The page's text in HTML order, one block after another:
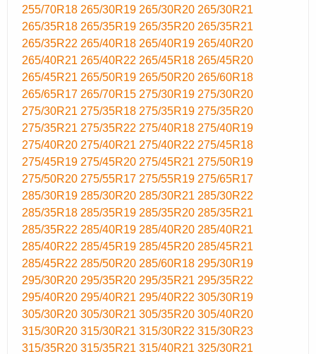
255/70R18 265/30R19 265/30R20 265/30R21
265/35R18 265/35R19 265/35R20 265/35R21
265/35R22 265/40R18 265/40R19 265/40R20
265/40R21 265/40R22 265/45R18 265/45R20
265/45R21 265/50R19 265/50R20 265/60R18
265/65R17 265/70R15 275/30R19 275/30R20
275/30R21 275/35R18 275/35R19 275/35R20
275/35R21 275/35R22 275/40R18 275/40R19
275/40R20 275/40R21 275/40R22 275/45R18
275/45R19 275/45R20 275/45R21 275/50R19
275/50R20 275/55R17 275/55R19 275/65R17
285/30R19 285/30R20 285/30R21 285/30R22
285/35R18 285/35R19 285/35R20 285/35R21
285/35R22 285/40R19 285/40R20 285/40R21
285/40R22 285/45R19 285/45R20 285/45R21
285/45R22 285/50R20 285/60R18 295/30R19
295/30R20 295/35R20 295/35R21 295/35R22
295/40R20 295/40R21 295/40R22 305/30R19
305/30R20 305/30R21 305/35R20 305/40R20
315/30R20 315/30R21 315/30R22 315/30R23
315/35R20 315/35R21 315/40R21 325/30R21